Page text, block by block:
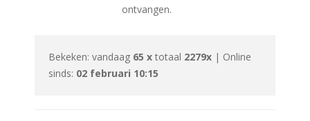
ontvangen.
Bekeken: vandaag 65 x totaal 2279x | Online
sinds: 02 februari 10:15